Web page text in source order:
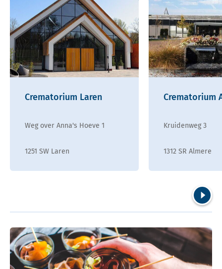
Crematorium Laren
Weg over Anna's Hoeve 1
1251 SW Laren
Crematorium
Kruidenweg 3
1312 SR Almere